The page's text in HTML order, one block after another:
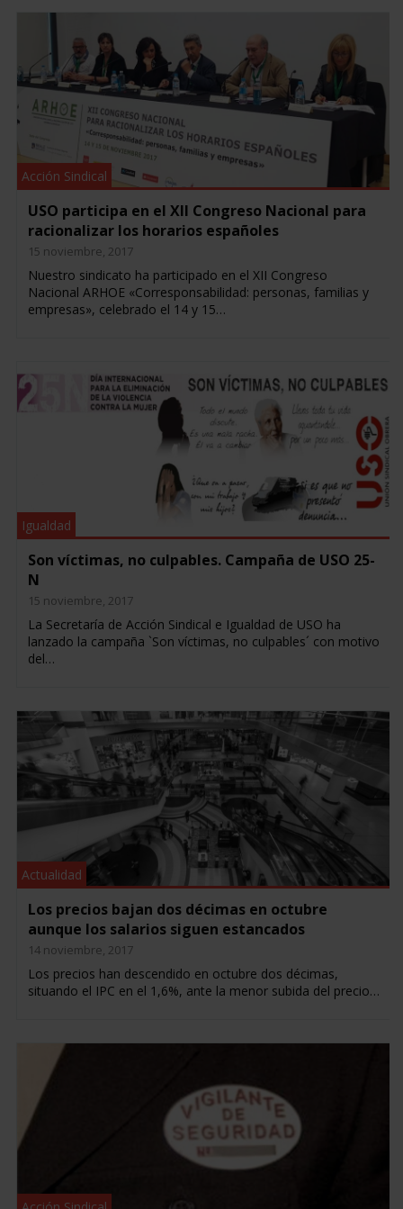
Acción Sindical
USO participa en el XII Congreso Nacional para
racionalizar los horarios españoles
15 noviembre, 2017
Nuestro sindicato ha participado en el XII Congreso
Nacional ARHOE «Corresponsabilidad: personas, familias y
empresas», celebrado el 14 y 15…
Igualdad
Son víctimas, no culpables. Campaña de USO 25-
N
15 noviembre, 2017
La Secretaría de Acción Sindical e Igualdad de USO ha
lanzado la campaña `Son víctimas, no culpables´ con motivo
del…
Actualidad
Los precios bajan dos décimas en octubre
aunque los salarios siguen estancados
14 noviembre, 2017
Los precios han descendido en octubre dos décimas,
situando el IPC en el 1,6%, ante la menor subida del precio…